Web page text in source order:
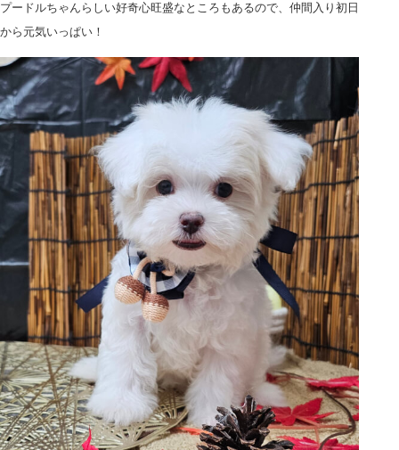
プードルちゃんらしい好奇心旺盛なところもあるので、仲間入り初日
から元気いっぱい！